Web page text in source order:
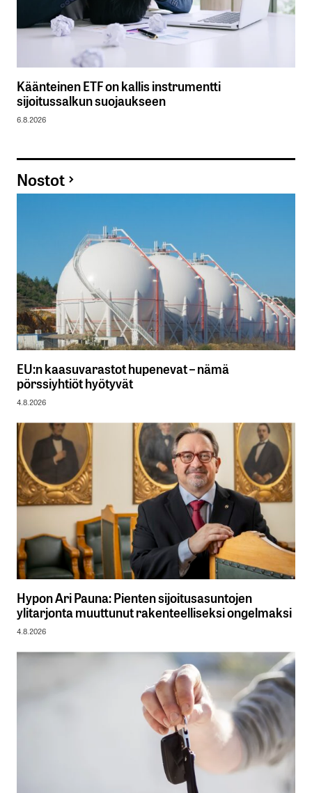
Käänteinen ETF on kallis instrumentti
sijoitussalkun suojaukseen
6.8.2026
Nostot
EU:n kaasuvarastot hupenevat – nämä
pörssiyhtiöt hyötyvät
4.8.2026
Hypon Ari Pauna: Pienten sijoitusasuntojen
ylitarjonta muuttunut rakenteelliseksi ongelmaksi
4.8.2026